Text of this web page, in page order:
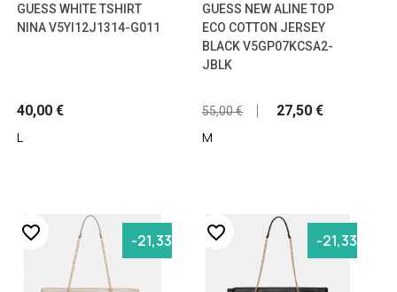
GUESS WHITE TSHIRT
NINA V5YI12J1314-G011
40,00 €
L
GUESS NEW ALINE TOP
ECO COTTON JERSEY
BLACK V5GP07KCSA2-
JBLK
55,00 €
27,50 €
Μ
-21,33%
favorite_border -21,33%
favorite_border